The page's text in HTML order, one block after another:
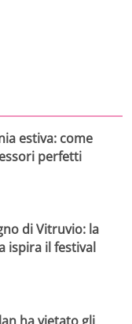
estiva: come
perfetti
di Vitruvio: la
ispira il festival